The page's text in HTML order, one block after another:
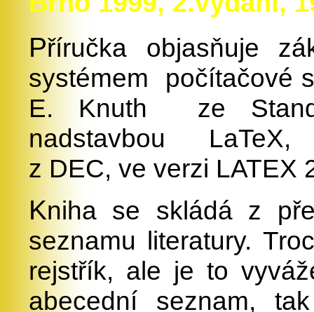
Příručka objasňuje
systémem
počítačové
E. Knuth
ze
nadstavbou
LaTeX,
z DEC, ve verzi LATEX
Kniha se skládá z
seznamu literatury.
rejstřík, ale je to
abecední seznam,